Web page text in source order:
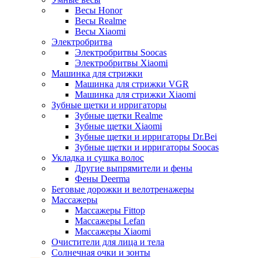
Весы Honor
Весы Realme
Весы Xiaomi
Электробритва
Электробритвы Soocas
Электробритвы Xiaomi
Машинка для стрижки
Машинка для стрижки VGR
Машинка для стрижки Xiaomi
Зубные щетки и ирригаторы
Зубные щетки Realme
Зубные щетки Xiaomi
Зубные щетки и ирригаторы Dr.Bei
Зубные щетки и ирригаторы Soocas
Укладка и сушка волос
Другие выпрямители и фены
Фены Deerma
Беговые дорожки и велотренажеры
Массажеры
Массажеры Fittop
Массажеры Lefan
Массажеры Xiaomi
Очистители для лица и тела
Солнечная очки и зонты